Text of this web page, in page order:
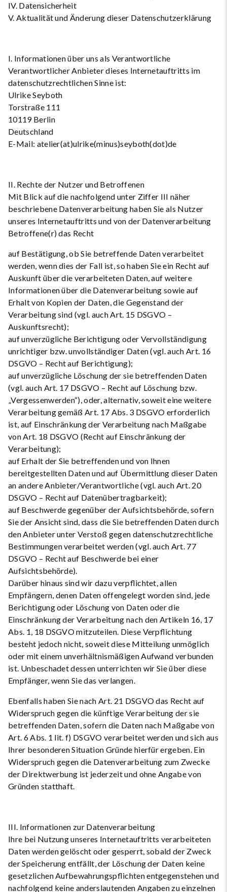
IV. Datensicherheit
V. Aktualität und Änderung dieser Datenschutzerklärung
I. Informationen über uns als Verantwortliche
Verantwortlicher Anbieter dieses Internetauftritts im
datenschutzrechtlichen Sinne ist:
Ulrike Seyboth
Torstraße 111
10119 Berlin
Deutschland
E-Mail: atelier(at)ulrike(minus)seyboth(dot)de
II. Rechte der Nutzer und Betroffenen
Mit Blick auf die nachfolgend unter Ziffer III näher
beschriebene Datenverarbeitung haben Sie als Nutzer
unseres Internetauftritts und von der Datenverarbeitung
Betroffene(r) das Recht
auf Bestätigung, ob Sie betreffende Daten verarbeitet
werden, wenn dies der Fall ist, so haben Sie ein Recht auf
Auskunft über die verarbeiteten Daten, auf weitere
Informationen über die Datenverarbeitung sowie auf
Erhalt von Kopien der Daten, die Gegenstand der
Verarbeitung sind (vgl. auch Art. 15 DSGVO –
Auskunftsrecht);
auf unverzügliche Berichtigung oder Vervollständigung
unrichtiger bzw. unvollständiger Daten (vgl. auch Art. 16
DSGVO – Recht auf Berichtigung);
auf unverzügliche Löschung der sie betreffenden Daten
(vgl. auch Art. 17 DSGVO – Recht auf Löschung bzw.
„Vergessenwerden“), oder, alternativ, soweit eine weitere
Verarbeitung gemäß Art. 17 Abs. 3 DSGVO erforderlich
ist, auf Einschränkung der Verarbeitung nach Maßgabe
von Art. 18 DSGVO (Recht auf Einschränkung der
Verarbeitung);
auf Erhalt der Sie betreffenden und von Ihnen
bereitgestellten Daten und auf Übermittlung dieser Daten
an andere Anbieter/Verantwortliche (vgl. auch Art. 20
DSGVO – Recht auf Datenübertragbarkeit);
auf Beschwerde gegenüber der Aufsichtsbehörde, sofern
Sie der Ansicht sind, dass die Sie betreffenden Daten durch
den Anbieter unter Verstoß gegen datenschutzrechtliche
Bestimmungen verarbeitet werden (vgl. auch Art. 77
DSGVO – Recht auf Beschwerde bei einer
Aufsichtsbehörde).
Darüber hinaus sind wir dazu verpflichtet, allen
Empfängern, denen Daten offengelegt worden sind, jede
Berichtigung oder Löschung von Daten oder die
Einschränkung der Verarbeitung nach den Artikeln 16, 17
Abs. 1, 18 DSGVO mitzuteilen. Diese Verpflichtung
besteht jedoch nicht, soweit diese Mitteilung unmöglich
oder mit einem unverhältnismäßigen Aufwand verbunden
ist. Unbeschadet dessen unterrichten wir Sie über diese
Empfänger, wenn Sie das verlangen.
Ebenfalls haben Sie nach Art. 21 DSGVO das Recht auf
Widerspruch gegen die künftige Verarbeitung der sie
betreffenden Daten, sofern die Daten nach Maßgabe von
Art. 6 Abs. 1 lit. f) DSGVO verarbeitet werden und sich aus
Ihrer besonderen Situation Gründe hierfür ergeben. Ein
Widerspruch gegen die Datenverarbeitung zum Zwecke
der Direktwerbung ist jederzeit und ohne Angabe von
Gründen statthaft.
III. Informationen zur Datenverarbeitung
Ihre bei Nutzung unseres Internetauftritts verarbeiteten
Daten werden gelöscht oder gesperrt, sobald der Zweck
der Speicherung entfällt, der Löschung der Daten keine
gesetzlichen Aufbewahrungspflichten entgegenstehen und
nachfolgend keine anderslautenden Angaben zu einzelnen